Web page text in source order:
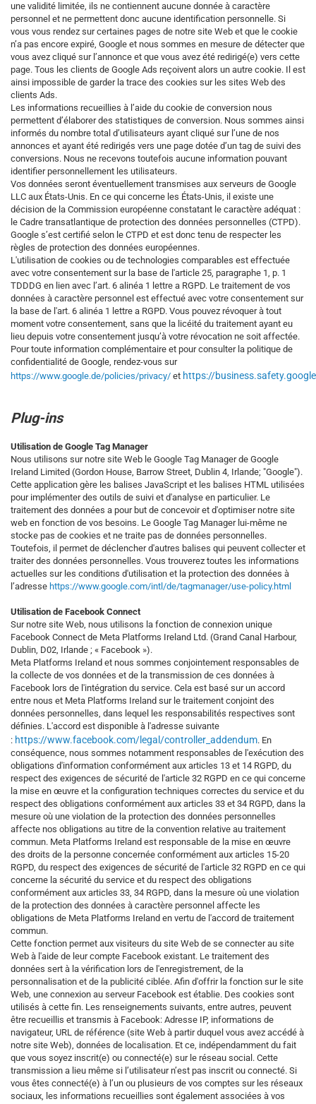
une validité limitée, ils ne contiennent aucune donnée à caractère
personnel et ne permettent donc aucune identification personnelle. Si
vous vous rendez sur certaines pages de notre site Web et que le cookie
n’a pas encore expiré, Google et nous sommes en mesure de détecter que
vous avez cliqué sur l’annonce et que vous avez été redirigé(e) vers cette
page. Tous les clients de Google Ads reçoivent alors un autre cookie. Il est
ainsi impossible de garder la trace des cookies sur les sites Web des
clients Ads.
Les informations recueillies à l’aide du cookie de conversion nous
permettent d’élaborer des statistiques de conversion. Nous sommes ainsi
informés du nombre total d’utilisateurs ayant cliqué sur l’une de nos
annonces et ayant été redirigés vers une page dotée d’un tag de suivi des
conversions. Nous ne recevons toutefois aucune information pouvant
identifier personnellement les utilisateurs.
Vos données seront éventuellement transmises aux serveurs de Google
LLC aux États-Unis. En ce qui concerne les États-Unis, il existe une
décision de la Commission européenne constatant le caractère adéquat :
le Cadre transatlantique de protection des données personnelles (CTPD).
Google s’est certifié selon le CTPD et est donc tenu de respecter les
règles de protection des données européennes.
L'utilisation de cookies ou de technologies comparables est effectuée
avec votre consentement sur la base de l'article 25, paragraphe 1, p. 1
TDDDG en lien avec l’art. 6 alinéa 1 lettre a RGPD. Le traitement de vos
données à caractère personnel est effectué avec votre consentement sur
la base de l'art. 6 alinéa 1 lettre a RGPD. Vous pouvez révoquer à tout
moment votre consentement, sans que la licéité du traitement ayant eu
lieu depuis votre consentement jusqu’à votre révocation ne soit affectée.
Pour toute information complémentaire et pour consulter la politique de
confidentialité de Google, rendez-vous sur
https://www.google.de/policies/privacy/ et https://
Plug-ins
Utilisation de Google Tag Manager
Nous utilisons sur notre site Web le Google Tag Manager de Google
Ireland Limited (Gordon House, Barrow Street, Dublin 4, Irlande; "Google").
Cette application gère les balises JavaScript et les balises HTML utilisées
pour implémenter des outils de suivi et d'analyse en particulier. Le
traitement des données a pour but de concevoir et d'optimiser notre site
web en fonction de vos besoins. Le Google Tag Manager lui-même ne
stocke pas de cookies et ne traite pas de données personnelles.
Toutefois, il permet de déclencher d'autres balises qui peuvent collecter et
traiter des données personnelles. Vous trouverez toutes les informations
actuelles sur les conditions d'utilisation et la protection des données à
l’adresse https://www.google.com/intl/de/tagmanager/use-policy.html
Utilisation de Facebook Connect
Sur notre site Web, nous utilisons la fonction de connexion unique
Facebook Connect de Meta Platforms Ireland Ltd. (Grand Canal Harbour,
Dublin, D02, Irlande ; « Facebook »).
Meta Platforms Ireland et nous sommes conjointement responsables de
la collecte de vos données et de la transmission de ces données à
Facebook lors de l'intégration du service. Cela est basé sur un accord
entre nous et Meta Platforms Ireland sur le traitement conjoint des
données personnelles, dans lequel les responsabilités respectives sont
définies. L'accord est disponible à l'adresse suivante
: https://www.facebook.com/legal/controller_addendum. En
conséquence, nous sommes notamment responsables de l'exécution des
obligations d'information conformément aux articles 13 et 14 RGPD, du
respect des exigences de sécurité de l'article 32 RGPD en ce qui concerne
la mise en œuvre et la configuration techniques correctes du service et du
respect des obligations conformément aux articles 33 et 34 RGPD, dans la
mesure où une violation de la protection des données personnelles
affecte nos obligations au titre de la convention relative au traitement
commun. Meta Platforms Ireland est responsable de la mise en œuvre
des droits de la personne concernée conformément aux articles 15-20
RGPD, du respect des exigences de sécurité de l'article 32 RGPD en ce qui
concerne la sécurité du service et du respect des obligations
conformément aux articles 33, 34 RGPD, dans la mesure où une violation
de la protection des données à caractère personnel affecte les
obligations de Meta Platforms Ireland en vertu de l'accord de traitement
commun.
Cette fonction permet aux visiteurs du site Web de se connecter au site
Web à l'aide de leur compte Facebook existant. Le traitement des
données sert à la vérification lors de l'enregistrement, de la
personnalisation et de la publicité ciblée. Afin d'offrir la fonction sur le site
Web, une connexion au serveur Facebook est établie. Des cookies sont
utilisés à cette fin. Les renseignements suivants, entre autres, peuvent
être recueillis et transmis à Facebook: Adresse IP, informations de
navigateur, URL de référence (site Web à partir duquel vous avez accédé à
notre site Web), données de localisation. Et ce, indépendamment du fait
que vous soyez inscrit(e) ou connecté(e) sur le réseau social. Cette
transmission a lieu même si l’utilisateur n’est pas inscrit ou connecté. Si
vous êtes connecté(e) à l’un ou plusieurs de vos comptes sur les réseaux
sociaux, les informations recueillies sont également associées à vos